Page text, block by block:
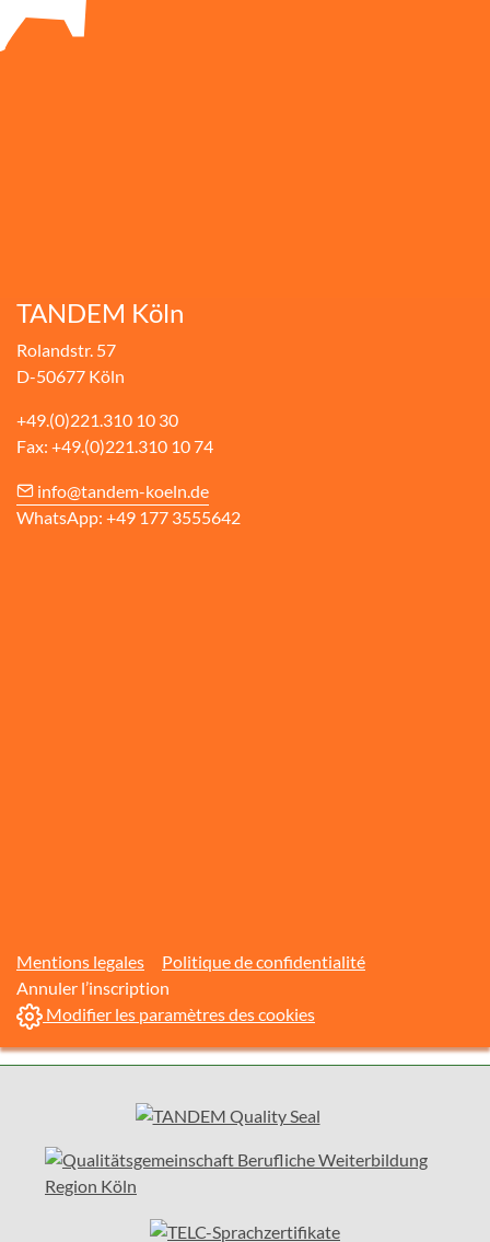
TANDEM Köln
Rolandstr. 57
D-50677 Köln
+49.(0)221.310 10 30
Fax: +49.(0)221.310 10 74
info@tandem-koeln.de
WhatsApp: +49 177 3555642
Mentions legales
Politique de confidentialité
Annuler l’inscription
Modifier les paramètres des cookies